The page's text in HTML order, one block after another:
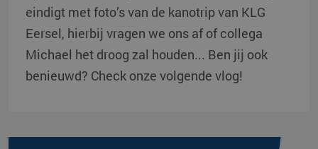
eindigt met foto’s van de kanotrip van KLG
Eersel, hierbij vragen we ons af of collega
Michael het droog zal houden... Ben jij ook
benieuwd? Check onze volgende vlog!